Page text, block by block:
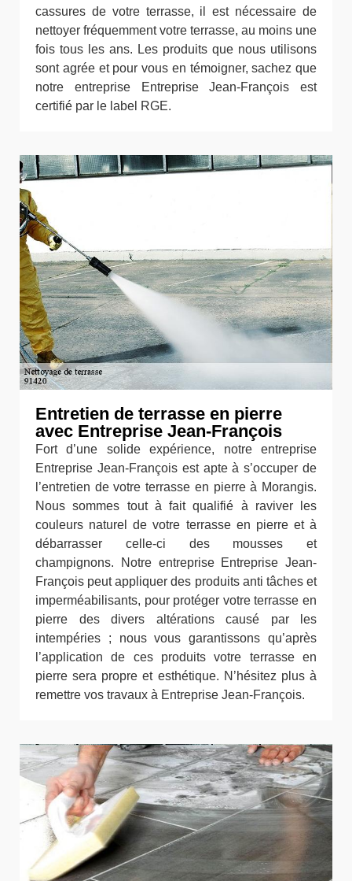
cassures de votre terrasse, il est nécessaire de
nettoyer fréquemment votre terrasse, au moins une
fois tous les ans. Les produits que nous utilisons
sont agrée et pour vous en témoigner, sachez que
notre entreprise Entreprise Jean-François est
certifié par le label RGE.
Entretien de terrasse en pierre
avec Entreprise Jean-François
Fort d’une solide expérience, notre entreprise
Entreprise Jean-François est apte à s’occuper de
l’entretien de votre terrasse en pierre à Morangis.
Nous sommes tout à fait qualifié à raviver les
couleurs naturel de votre terrasse en pierre et à
débarrasser celle-ci des mousses et
champignons. Notre entreprise Entreprise Jean-
François peut appliquer des produits anti tâches et
imperméabilisants, pour protéger votre terrasse en
pierre des divers altérations causé par les
intempéries ; nous vous garantissons qu’après
l’application de ces produits votre terrasse en
pierre sera propre et esthétique. N’hésitez plus à
remettre vos travaux à Entreprise Jean-François.